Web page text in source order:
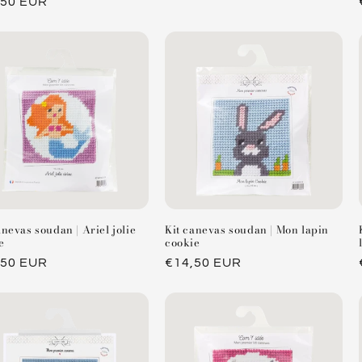
soudan | Ariel jolie
EUR
Kit canevas soudan | Mon lapin
cookie
Prix
€14,50 EUR